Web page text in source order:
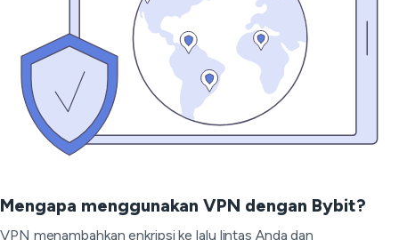
Mengapa menggunakan VPN dengan Bybit?
VPN menambahkan enkripsi ke lalu lintas Anda dan